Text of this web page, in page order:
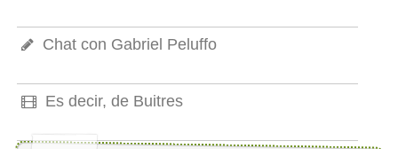
Chat con Gabriel Peluffo
Es decir, de Buitres